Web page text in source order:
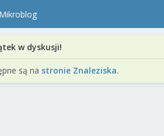
Mikroblog
w dyskusji!
są na stronie Znaleziska.